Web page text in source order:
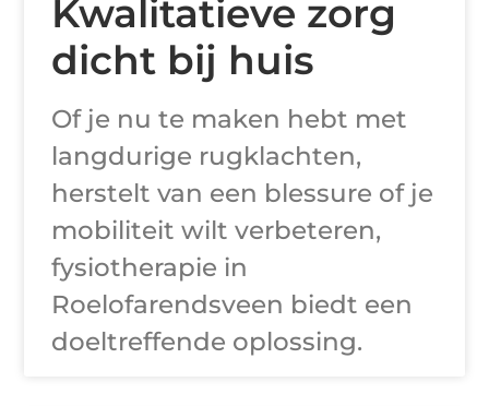
Kwalitatieve zorg
dicht bij huis
Of je nu te maken hebt met
langdurige rugklachten,
herstelt van een blessure of je
mobiliteit wilt verbeteren,
fysiotherapie in
Roelofarendsveen biedt een
doeltreffende oplossing.